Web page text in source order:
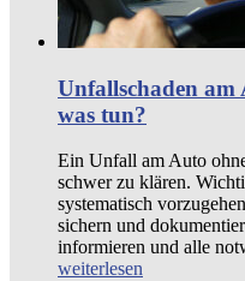
Unfallschaden am
was tun?
Ein Unfall am Auto
schwer zu klären.
systematisch
sichern und
informieren und alle
weiterlesen